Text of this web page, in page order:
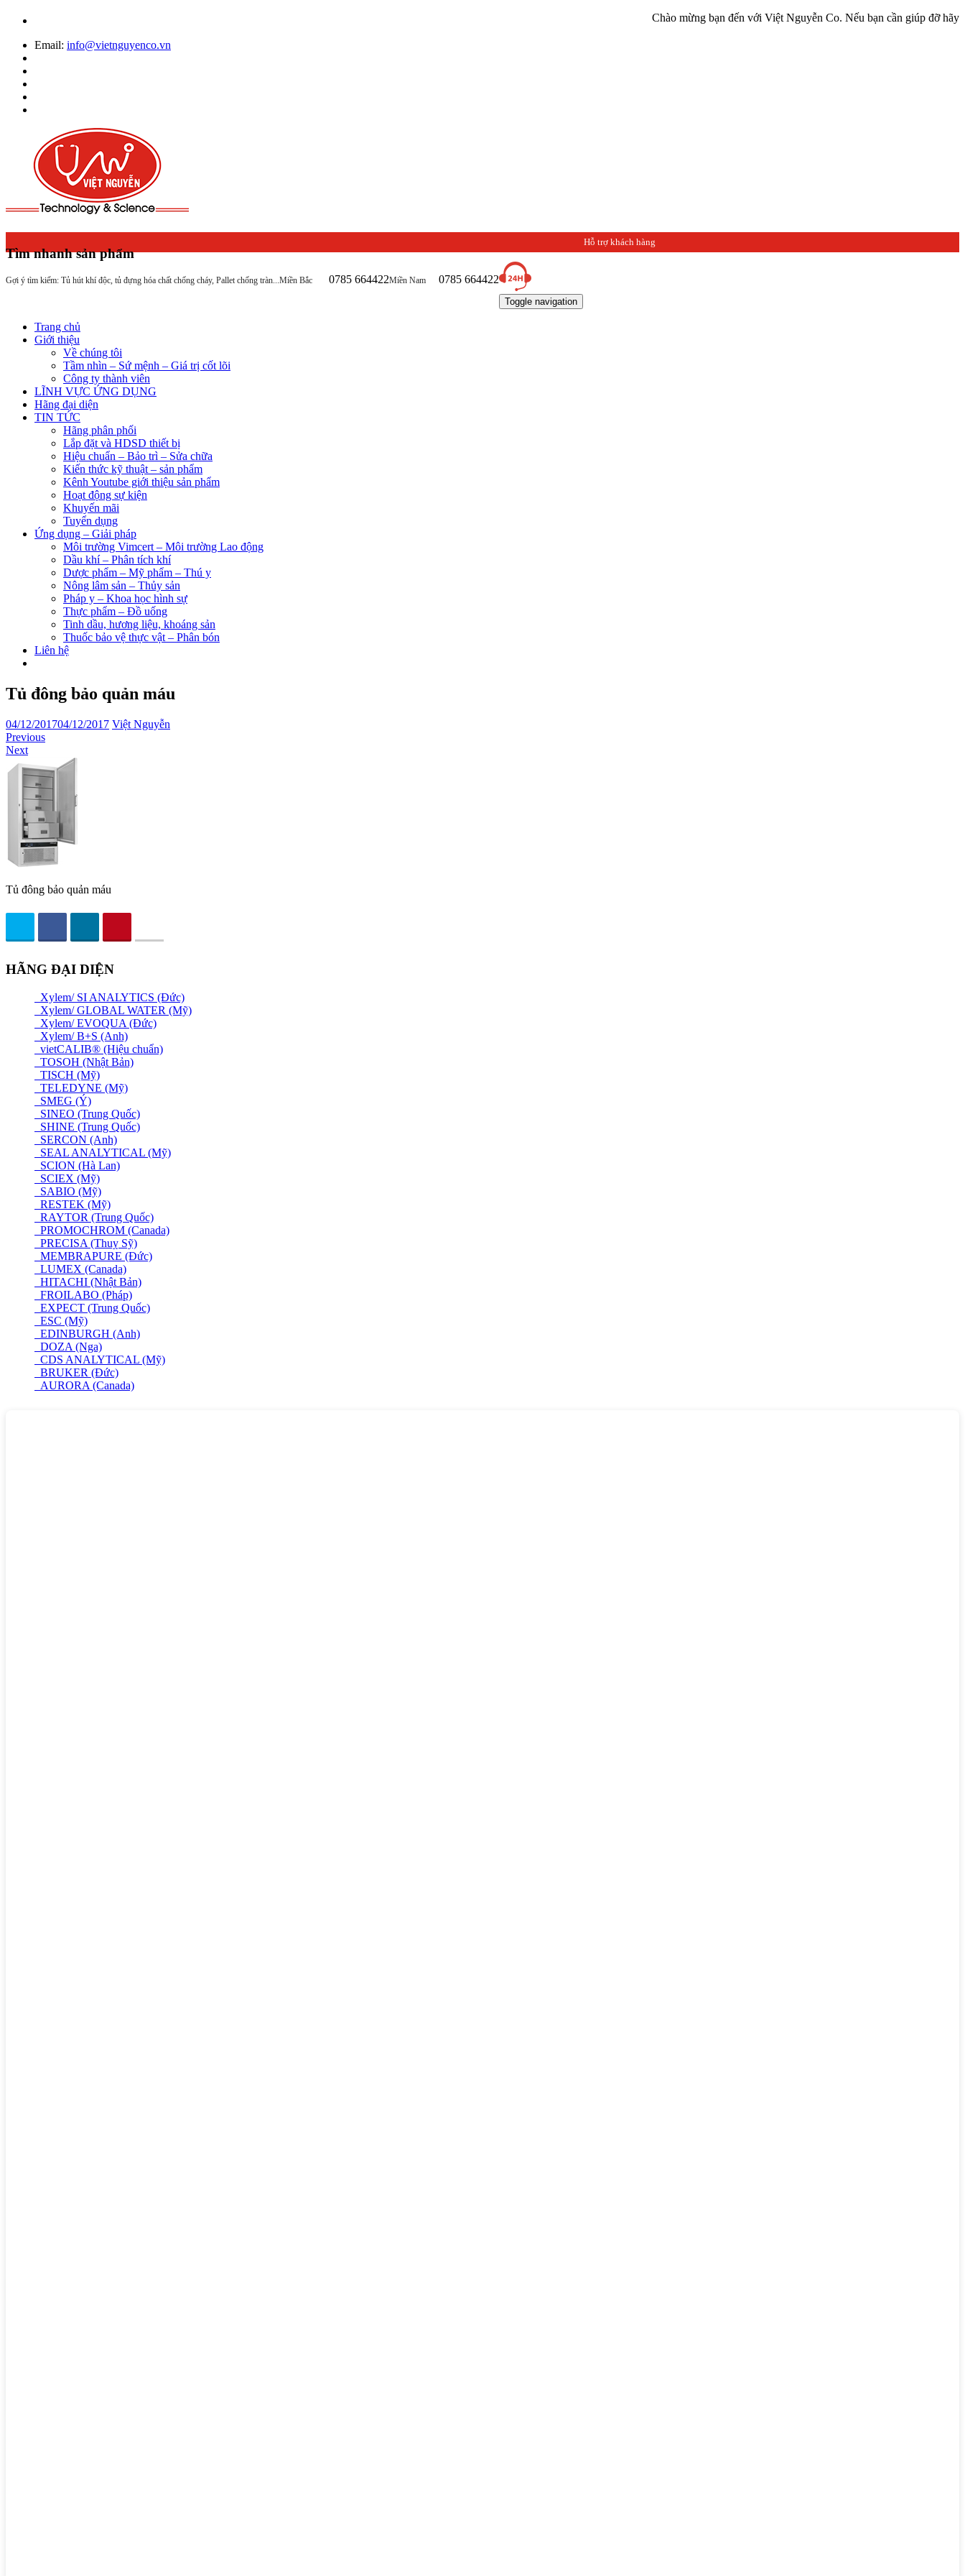
Chào mừng bạn đến với Việt Nguyễn Co. Nếu bạn cần giúp đỡ hãy liên hệ
Email: info@vietnguyenco.vn
Tìm nhanh sản phẩm
Gợi ý tìm kiếm: Tủ hút khí độc, tủ đựng hóa chất chống cháy, Pallet chống tràn...
Hỗ trợ khách hàng
Miền Bắc 0785 664422Miền Nam 0785 664422
Toggle navigation
Trang chủ
Giới thiệu
Về chúng tôi
Tầm nhìn – Sứ mệnh – Giá trị cốt lõi
Công ty thành viên
LĨNH VỰC ỨNG DỤNG
Hãng đại diện
TIN TỨC
Hãng phân phối
Lắp đặt và HDSD thiết bị
Hiệu chuẩn – Bảo trì – Sửa chữa
Kiến thức kỹ thuật – sản phẩm
Kênh Youtube giới thiệu sản phẩm
Hoạt động sự kiện
Khuyến mãi
Tuyển dụng
Ứng dụng – Giải pháp
Môi trường Vimcert – Môi trường Lao động
Dầu khí – Phân tích khí
Dược phẩm – Mỹ phẩm – Thú y
Nông lâm sản – Thủy sản
Pháp y – Khoa học hình sự
Thực phẩm – Đồ uống
Tinh dầu, hương liệu, khoáng sản
Thuốc bảo vệ thực vật – Phân bón
Liên hệ
Tủ đông bảo quản máu
04/12/201704/12/2017 Việt Nguyễn
Previous
Next
Tủ đông bảo quản máu
HÃNG ĐẠI DIỆN
Xylem/ SI ANALYTICS (Đức)
Xylem/ GLOBAL WATER (Mỹ)
Xylem/ EVOQUA (Đức)
Xylem/ B+S (Anh)
vietCALIB® (Hiệu chuẩn)
TOSOH (Nhật Bản)
TISCH (Mỹ)
TELEDYNE (Mỹ)
SMEG (Ý)
SINEO (Trung Quốc)
SHINE (Trung Quốc)
SERCON (Anh)
SEAL ANALYTICAL (Mỹ)
SCION (Hà Lan)
SCIEX (Mỹ)
SABIO (Mỹ)
RESTEK (Mỹ)
RAYTOR (Trung Quốc)
PROMOCHROM (Canada)
PRECISA (Thuỵ Sỹ)
MEMBRAPURE (Đức)
LUMEX (Canada)
HITACHI (Nhật Bản)
FROILABO (Pháp)
EXPECT (Trung Quốc)
ESC (Mỹ)
EDINBURGH (Anh)
DOZA (Nga)
CDS ANALYTICAL (Mỹ)
BRUKER (Đức)
AURORA (Canada)